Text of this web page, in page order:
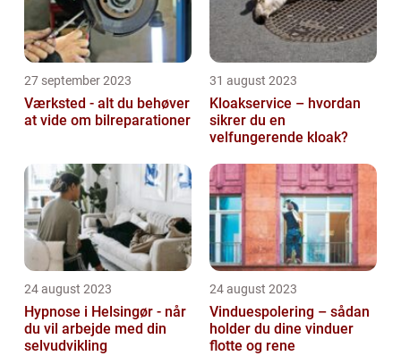
27 september 2023
Værksted - alt du behøver
at vide om bilreparationer
31 august 2023
Kloakservice – hvordan
sikrer du en
velfungerende kloak?
24 august 2023
Hypnose i Helsingør - når
du vil arbejde med din
selvudvikling
24 august 2023
Vinduespolering – sådan
holder du dine vinduer
flotte og rene